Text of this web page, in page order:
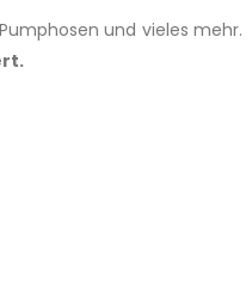
und vieles mehr.